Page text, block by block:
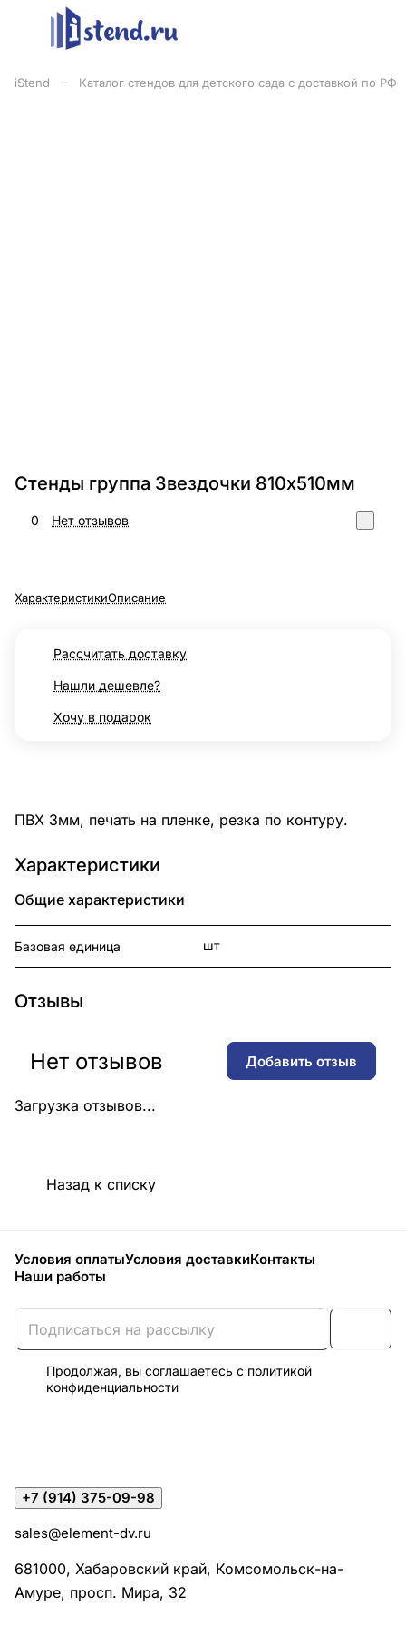
iStend Каталог стендов для детского сада с доставкой по РФ
Стенды группа Звездочки 810х510мм
0 Нет отзывов
ХарактеристикиОписание
Рассчитать доставку
Нашли дешевле?
Хочу в подарок
ПВХ 3мм, печать на пленке, резка по контуру.
Характеристики
Общие характеристики
Базовая единица шт
Отзывы
Загрузка отзывов...
Нет отзывов Добавить отзыв
Назад к списку
Условия оплатыУсловия доставкиКонтакты
Наши работы
Продолжая, вы соглашаетесь с политикой
конфиденциальности
+7 (914) 375-09-98
sales@element-dv.ru
681000, Хабаровский край, Комсомольск-на-
Амуре, просп. Мира, 32